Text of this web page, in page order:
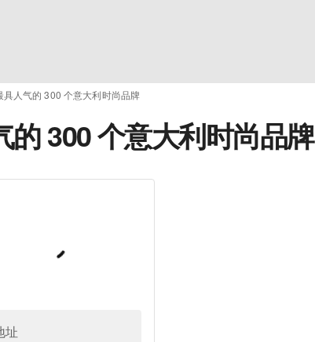
具人气的 300 个意大利时尚品牌
300 个意大利时尚品牌
址